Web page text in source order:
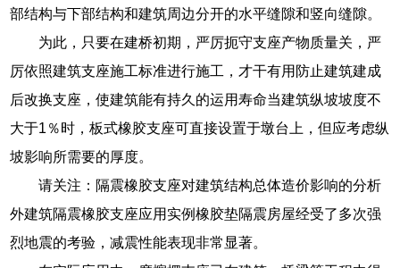
部结构与下部结构和建筑周边分开的水平缝隙和竖向缝隙。
为此，只要在建桥初期，严厉扼守支座产物质量关，严
厉依照建筑支座施工标准进行施工，才干有用防止建筑建成
后改换支座，使建筑能有持久的运用寿命当建筑纵坡坡度不
大于1％时，板式橡胶支座可直接设置于墩台上，但应考虑纵
坡影响所需要的厚度。
请关注：隔震橡胶支座对建筑结构总体造价影响的分析
外建筑隔震橡胶支座应用实例橡胶垫隔震房屋经受了多次强
烈地震的考验，减震性能表现非常显著。